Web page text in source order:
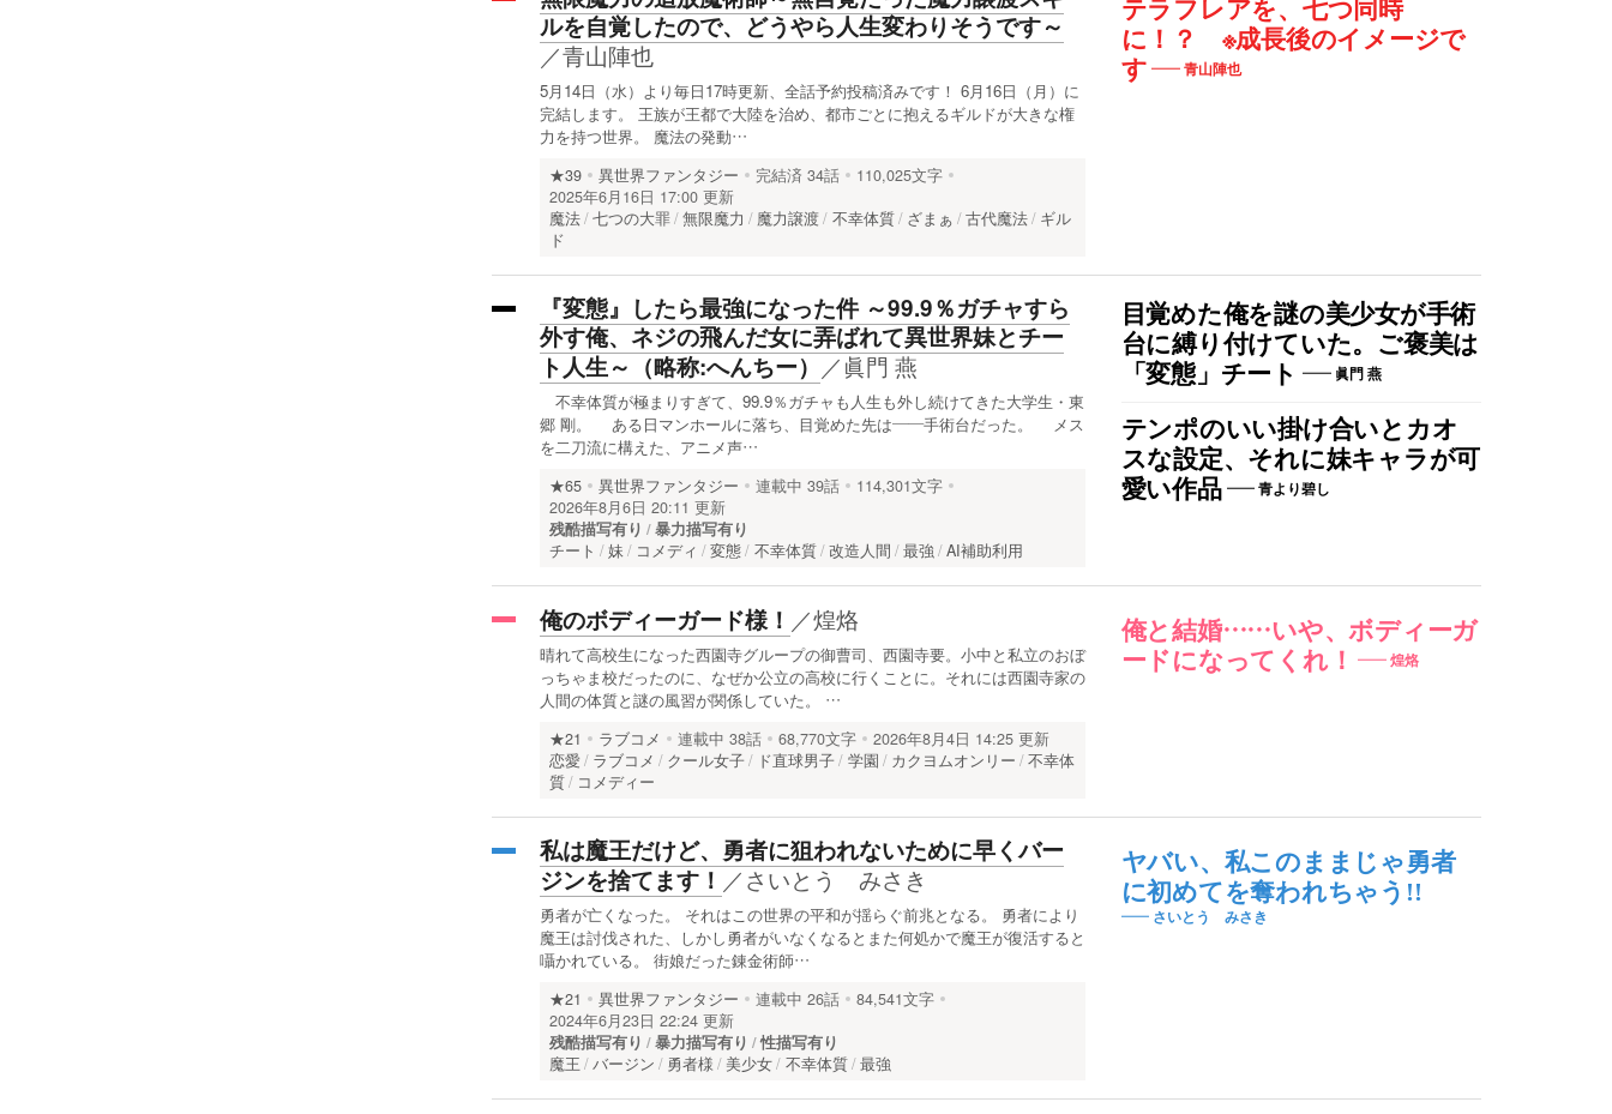
テラフレアを、七つ同時
に！？ ※成長後のイメージで
す
青山陣也
ルを自覚したので、どうやら人生変わりそうです～
／青山陣也
5月14日（水）より毎日17時更新、全話予約投稿済みです！ 6月16日（月）に
完結します。 王族が王都で大陸を治め、都市ごとに抱えるギルドが大きな権
力を持つ世界。 魔法の発動…
★39 異世界ファンタジー 完結済 34話
110,025文字
2025年6月16日 17:00 更新
魔法 七つの大罪 無限魔力 魔力譲渡 不幸体質 ざまぁ 古代魔法
ギル
ド
目覚めた俺を謎の美少女が手術
台に縛り付けていた。ご褒美は
「変態」チート
眞門 燕
テンポのいい掛け合いとカオ
スな設定、それに妹キャラが可
愛い作品
青より碧し
『変態』したら最強になった件 ～99.9％ガチャすら
外す俺、ネジの飛んだ女に弄ばれて異世界妹とチー
ト人生～（略称:へんちー） ／眞門 燕
不幸体質が極まりすぎて、99.9％ガチャも人生も外し続けてきた大学生・東
郷 剛。 ある日マンホールに落ち、目覚めた先は――手術台だった。 メス
を二刀流に構えた、アニメ声…
★65 異世界ファンタジー 連載中 39話
114,301文字
2026年8月6日 20:11 更新
残酷描写有り
暴力描写有り
チート
妹 コメディ 変態 不幸体質 改造人間 最強 AI補助利用
俺と結婚……いや、ボディーガ
ードになってくれ！
煌烙
俺のボディーガード様！ ／煌烙
晴れて高校生になった西園寺グループの御曹司、西園寺要。小中と私立のおぼ
っちゃま校だったのに、なぜか公立の高校に行くことに。それには西園寺家の
人間の体質と謎の風習が関係していた。 …
★21 ラブコメ 連載中 38話 68,770文字
2026年8月4日 14:25 更新
恋愛
ラブコメ クール女子 ド直球男子 学園 カクヨムオンリー
不幸体
質
コメディー
ヤバい、私このままじゃ勇者
に初めてを奪われちゃう!!
さいとう みさき
私は魔王だけど、勇者に狙われないために早くバー
ジンを捨てます！ ／さいとう みさき
勇者が亡くなった。 それはこの世界の平和が揺らぐ前兆となる。 勇者により
魔王は討伐された、しかし勇者がいなくなるとまた何処かで魔王が復活すると
囁かれている。 街娘だった錬金術師…
★21 異世界ファンタジー 連載中 26話
84,541文字
2024年6月23日 22:24 更新
残酷描写有り
暴力描写有り
性描写有り
魔王
バージン 勇者様 美少女 不幸体質 最強